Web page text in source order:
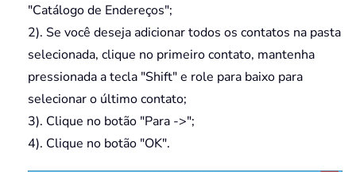
"Catálogo de Endereços";
2). Se você deseja adicionar todos os contatos na pasta
selecionada, clique no primeiro contato, mantenha
pressionada a tecla "Shift" e role para baixo para
selecionar o último contato;
3). Clique no botão "Para ->";
4). Clique no botão "OK".